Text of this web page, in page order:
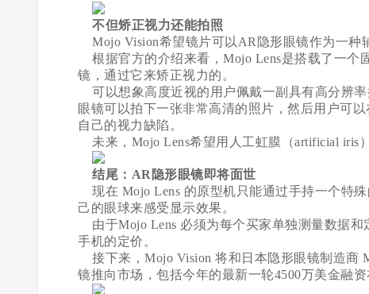
不但矫正视力还能拍照
Mojo Vision希望镜片可以AR隐形眼镜作为一种
根据官方的介绍来看，Mojo Lens是搭载了一个
镜，通过它来矫正视力的。
可以想象高度近视的用户佩戴一副具有高分辨
眼镜可以拍下一张非常高清的照片，然后用户可
自己的视力缺陷。
未来，Mojo Lens希望用人工虹膜（artificial iris
结尾：AR隐形眼镜即将面世
现在 Mojo Lens 的原型机只能通过手持一个特
己的眼球来感受显示效果。
由于Mojo Lens 必须为每个买家单独测量数据和
手机的定价。
接下来，Mojo Vision 将和日本隐形眼镜制造商
镜推向市场，包括今年的最新一轮4500万美金融